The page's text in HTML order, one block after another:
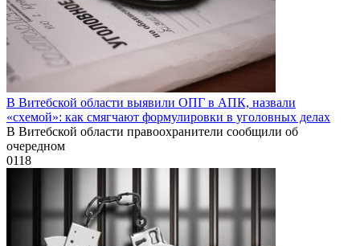
В Витебской области выявили ОПГ в АПК, назвали
«схемой»: как смягчают формулировки в уголовных делах
В Витебской области правоохранители сообщили об
очередном
0118